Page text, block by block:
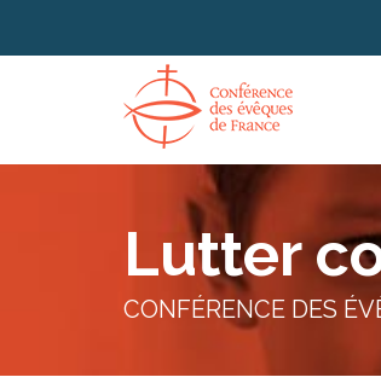
Lutter
CONFÉRENCE DES